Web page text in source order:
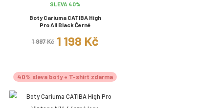
SLEVA 40%
Boty Cariuma CATIBA High
Pro All Black Černé
1 997 Kč 1 198 Kč
40% sleva boty + T-shirt zdarma